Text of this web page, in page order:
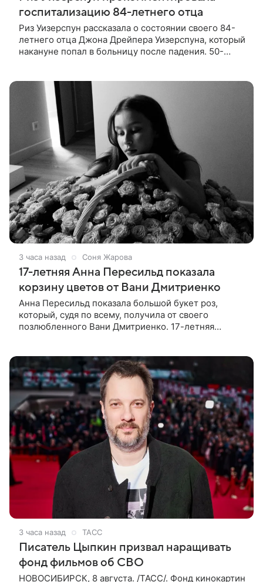
госпитализацию 84-летнего отца
Риз Уизерспун рассказала о состоянии своего 84-
летнего отца Джона Дрейпера Уизерспуна, который
накануне попал в больницу после падения. 50-
3 часа назад Соня Жарова
17-летняя Анна Пересильд показала
корзину цветов от Вани Дмитриенко
Анна Пересильд показала большой букет роз,
который, судя по всему, получилa от своего
позлюбленного Вани Дмитриенко. 17-летняя
3 часа назад ТАСС
Писатель Цыпкин призвал наращивать
фонд фильмов об СВО
НОВОСИБИРСК, 8 августа. /ТАСС/. Фонд кинокартин